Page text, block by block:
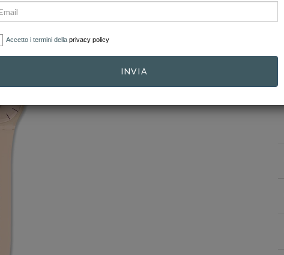
Accetto i termini della privacy policy
INVIA